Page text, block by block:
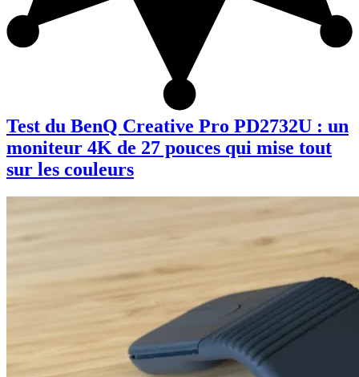
Test du BenQ Creative Pro PD2732U : un
moniteur 4K de 27 pouces qui mise tout
sur les couleurs